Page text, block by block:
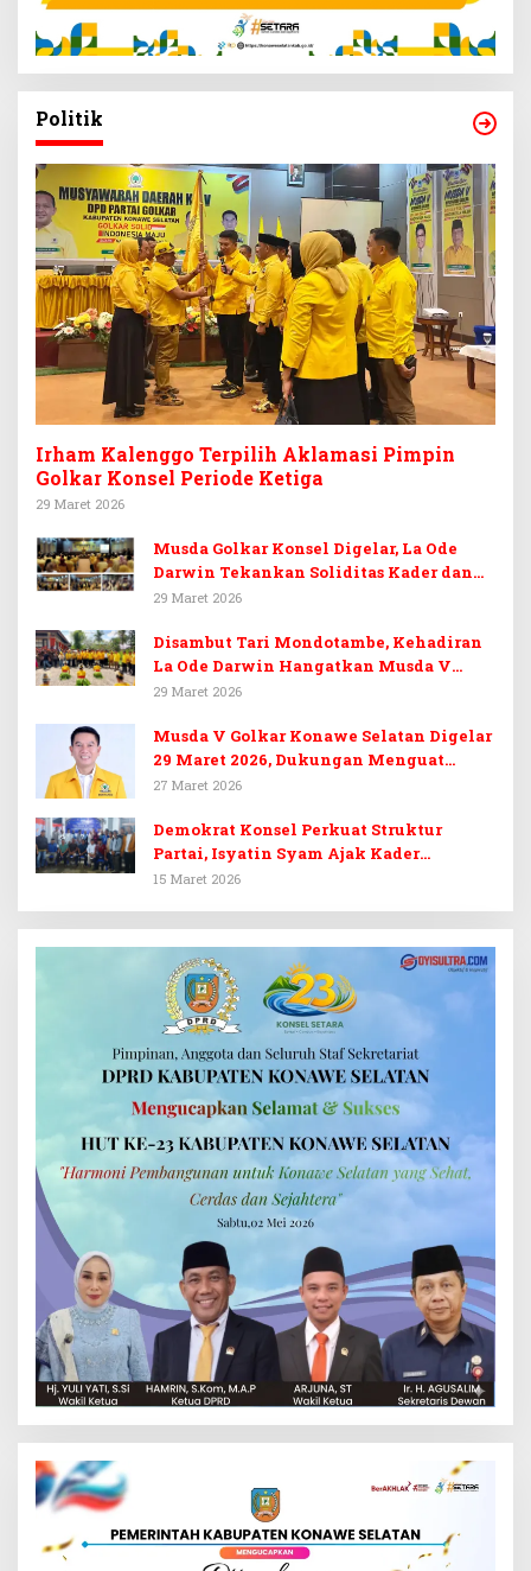
Politik
Irham Kalenggo Terpilih Aklamasi Pimpin
Golkar Konsel Periode Ketiga
29 Maret 2026
Musda Golkar Konsel Digelar, La Ode
Darwin Tekankan Soliditas Kader dan
Target 14 Kursi DPRD Konawe Selatan
29 Maret 2026
Disambut Tari Mondotambe, Kehadiran
La Ode Darwin Hangatkan Musda V
Golkar Konsel
29 Maret 2026
Musda V Golkar Konawe Selatan Digelar
29 Maret 2026, Dukungan Menguat
untuk Irham Kalenggo
27 Maret 2026
Demokrat Konsel Perkuat Struktur
Partai, Isyatin Syam Ajak Kader
Kembalikan Kejayaan
15 Maret 2026